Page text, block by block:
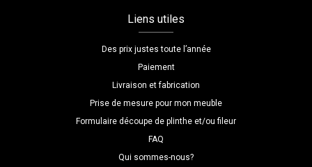
Liens utiles
Des prix justes toute l’année
Paiement
Livraison et fabrication
Prise de mesure pour mon meuble
Formulaire découpe de plinthe et/ou fileur
FAQ
Qui sommes-nous?